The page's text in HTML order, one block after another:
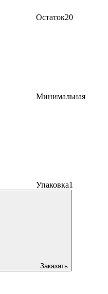
Остаток20
Минимальная
Упаковка1
Заказать